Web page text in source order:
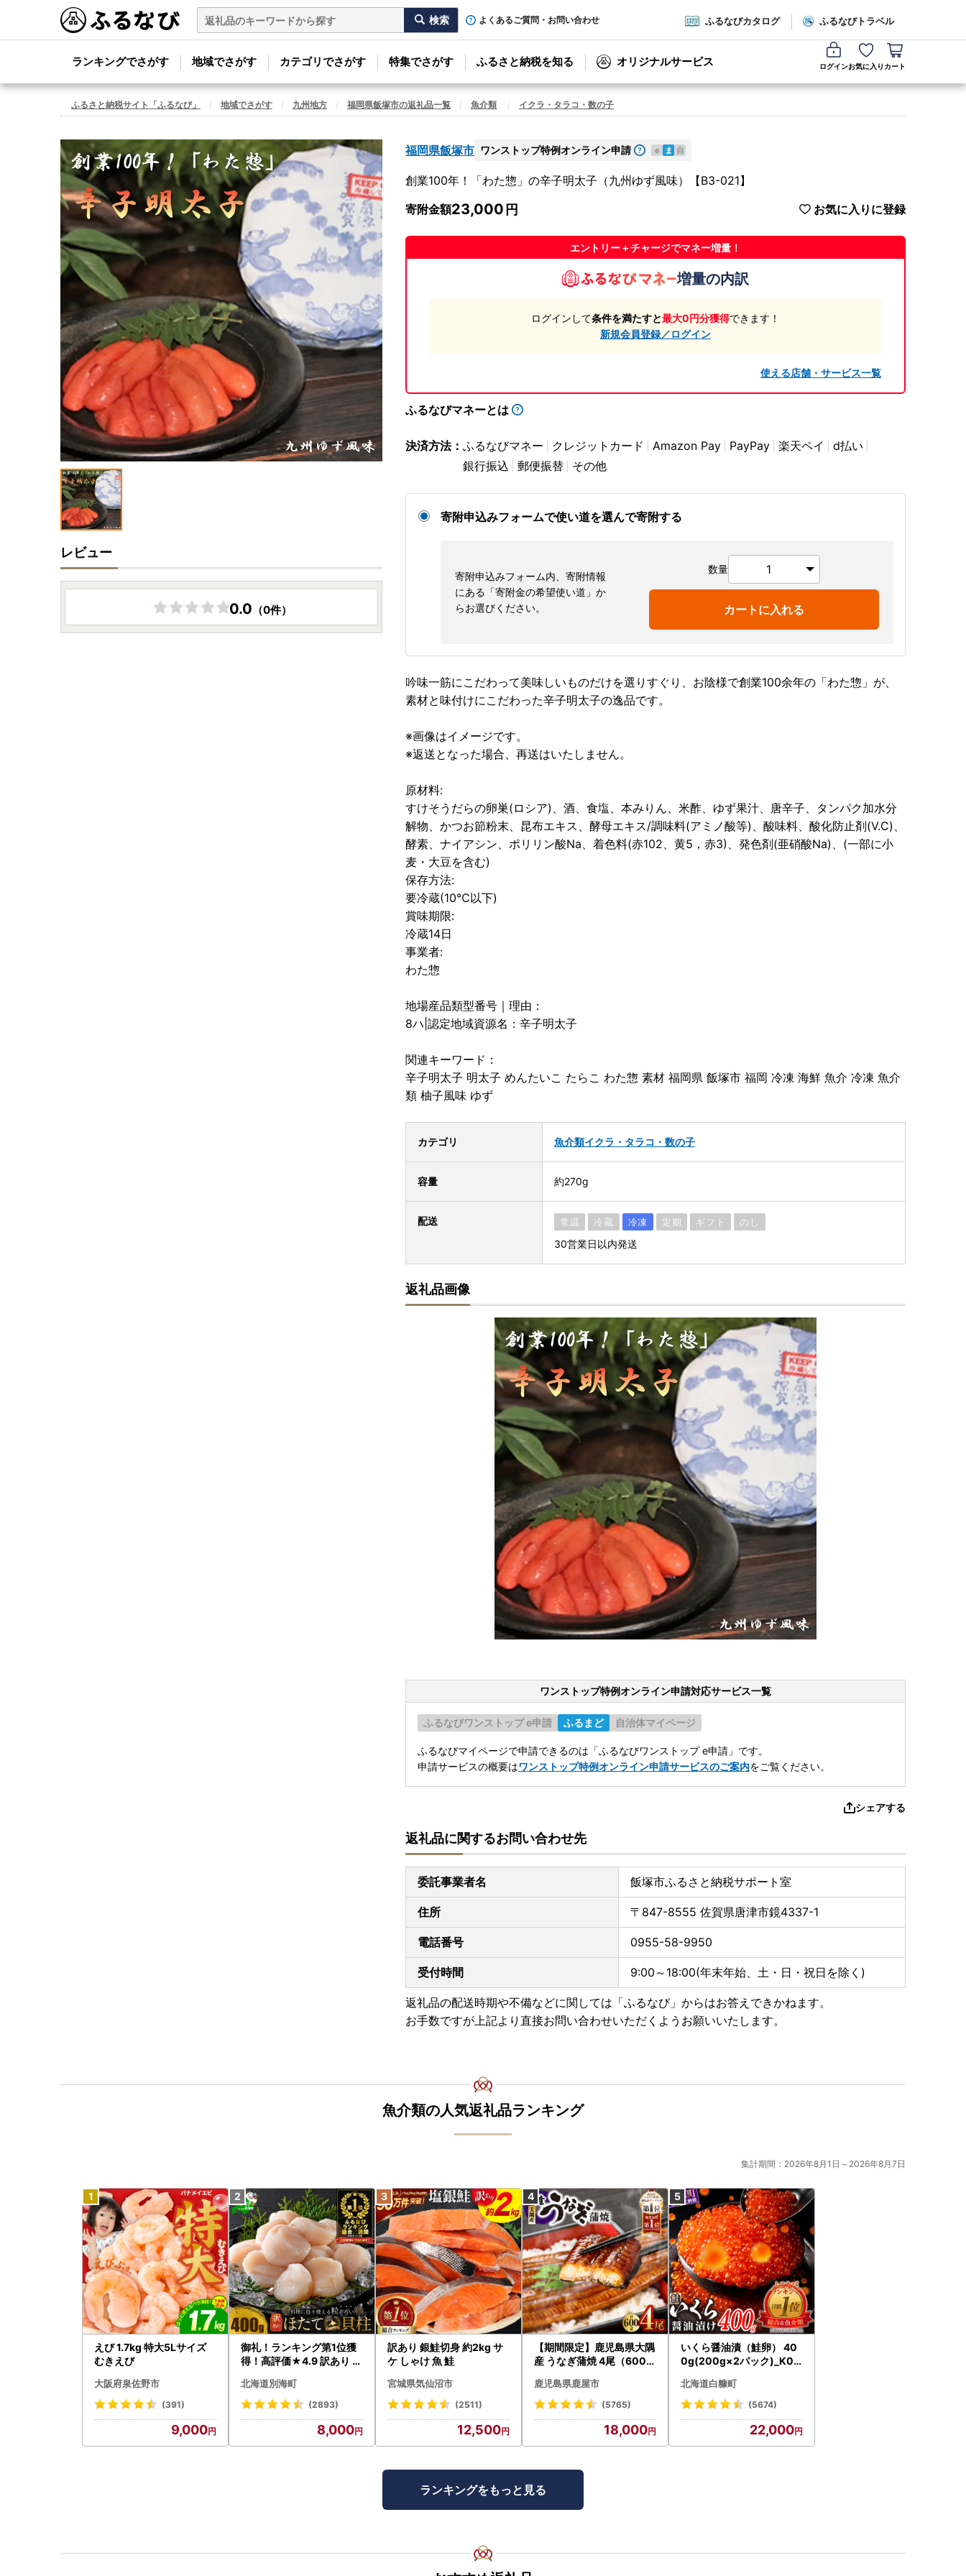
よくあるご質問・お問い合わせ ふるなびカタログ ふるなびトラベル
ランキングでさがす 地域でさがす カテゴリでさがす 特集でさがす ふるさと納税を知る オリジナルサービス ログインお気に入り カート
ふるさと納税サイト「ふるなび」 地域でさがす 九州地方 福岡県飯塚市の返礼品一覧 魚介類 イクラ・タラコ・数の子
福岡県飯塚市 ワンストップ特例オンライン申請 e ま 自
創業100年！「わた惣」の辛子明太子（九州ゆず風味）【B3-021】
寄附金額23,000 お気に入りに登録
エントリー＋チャージでマネー増量！
増量の内訳
ログインして条件を満たすと最大0円分獲得できます！
新規会員登録／ログイン
使える店舗・サービス一覧
ふるなびマネーとは
決済方法： ふるなびマネー クレジットカード Amazon Pay PayPay 楽天ペイ
d払い
銀行振込
郵便振替 その他
寄附申込みフォームで使い道を選んで寄附する
寄附申込みフォーム内、寄附情報
にある「寄附金の希望使い道」か
らお選びください。
数量
カートに入れる
吟味一筋にこだわって美味しいものだけを選りすぐり、お陰様で創業100余年の「わた惣」が、
素材と味付けにこだわった辛子明太子の逸品です。
※画像はイメージです。
※返送となった場合、再送はいたしません。
原材料:
すけそうだらの卵巣(ロシア)、酒、食塩、本みりん、米酢、ゆず果汁、唐辛子、タンパク加水分
解物、かつお節粉末、昆布エキス、酵母エキス/調味料(アミノ酸等)、酸味料、酸化防止剤(V.C)、
酵素、ナイアシン、ポリリン酸Na、着色料(赤102、黄5，赤3)、発色剤(亜硝酸Na)、(一部に小
麦・大豆を含む)
保存方法:
要冷蔵(10℃以下)
賞味期限:
冷蔵14日
事業者:
わた惣
地場産品類型番号｜理由：
8ハ|認定地域資源名：辛子明太子
関連キーワード：
辛子明太子 明太子 めんたいこ たらこ わた惣 素材 福岡県 飯塚市 福岡 冷凍 海鮮 魚介 冷凍 魚介
類 柚子風味 ゆず
カテゴリ 魚介類イクラ・タラコ・数の子
容量 約270g
配送 常温 冷蔵 冷凍 定期 ギフト のし
30営業日以内発送
返礼品画像
ワンストップ特例オンライン申請対応サービス一覧
ふるなびワンストップ e申請 ふるまど 自治体マイページ
ふるなびマイページで申請できるのは「ふるなびワンストップ e申請」です。
申請サービスの概要はワンストップ特例オンライン申請サービスのご案内をご覧ください。
シェアする
返礼品に関するお問い合わせ先
委託事業者名 飯塚市ふるさと納税サポート室
住所 〒847-8555 佐賀県唐津市鏡4337-1
電話番号 0955-58-9950
受付時間 9:00～18:00(年末年始、土・日・祝日を除く)
返礼品の配送時期や不備などに関しては「ふるなび」からはお答えできかねます。
お手数ですが上記より直接お問い合わせいただくようお願いいたします。
レビュー
0.0 （0件）
魚介類の人気返礼品ランキング
集計期間：2026年8月1日～2026年8月7日
えび 1.7kg 特大5Lサイズ
むきえび
大阪府泉佐野市
(391)
9,000
御礼！ランキング第1位獲
得！高評価★4.9 訳あり ホ
貝柱 冷凍 ）
北海道別海町
(2893)
8,000
訳あり 銀鮭切身 約2kg サ
ケ しゃけ 魚 鮭
宮城県気仙沼市
(2511)
12,500
【期間限定】鹿児島県大隅
産 うなぎ蒲焼 4尾（600g
うなぎ 鰻 魚 惣菜 総菜
鹿児島県鹿屋市
(5765)
18,000
いくら醤油漬（鮭卵） 40
0g(200g×2パック)_K02
北海道白糠町
(5674)
22,000
ランキングをもっと見る